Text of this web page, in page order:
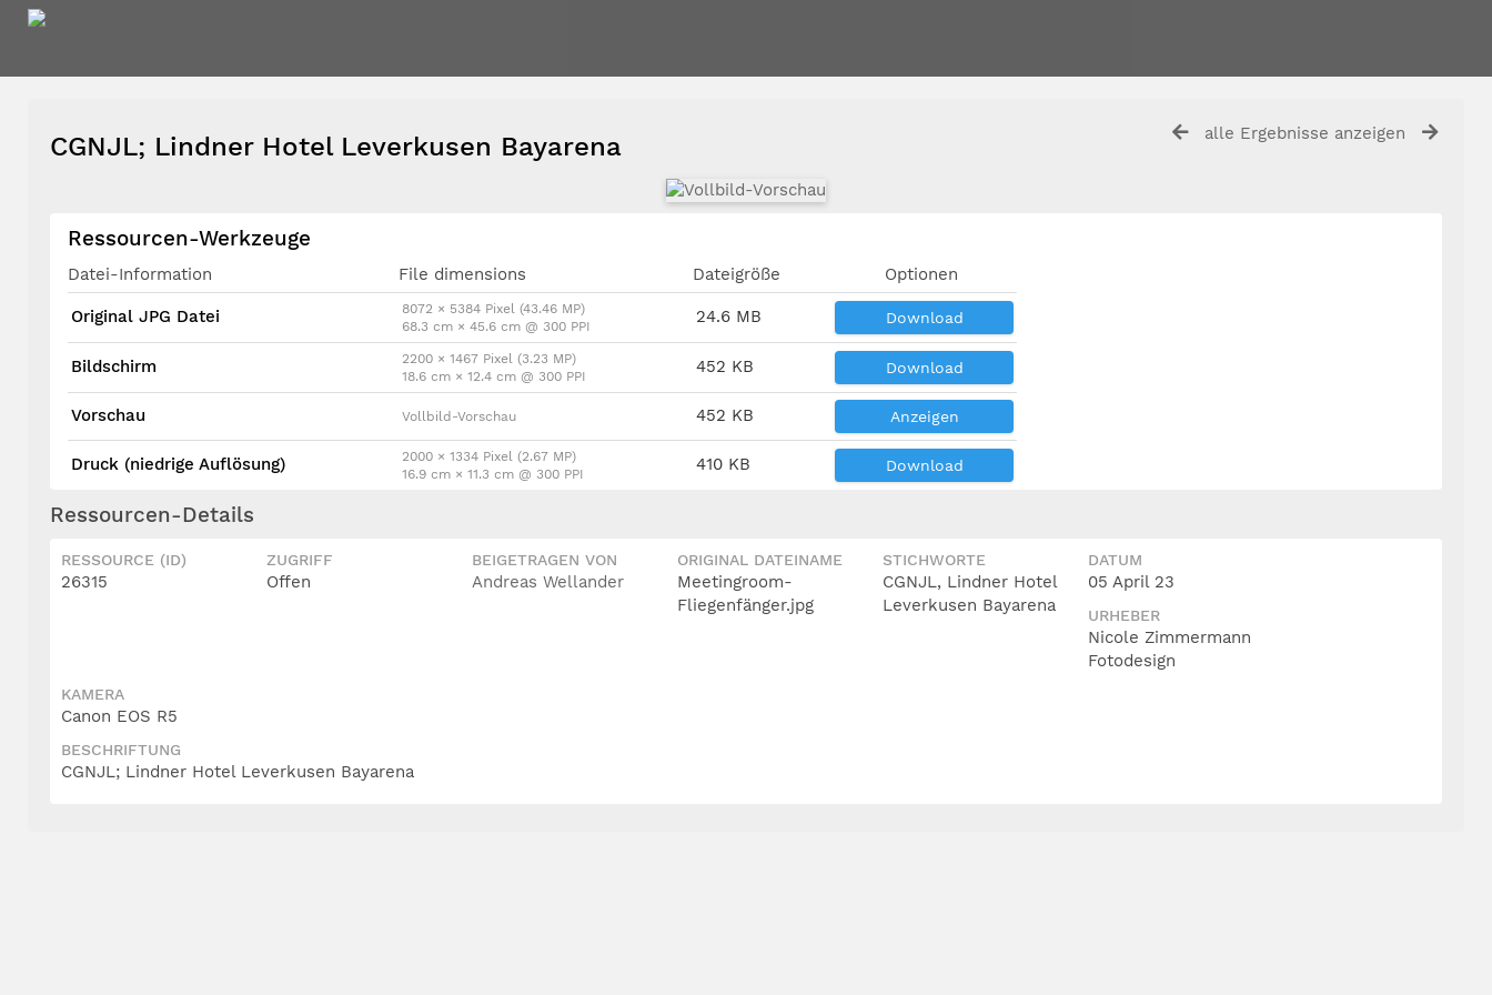
alle Ergebnisse anzeigen
CGNJL; Lindner Hotel Leverkusen Bayarena
Ressourcen-Werkzeuge
Datei-Information File dimensions Dateigröße Optionen
Original JPG Datei
8072 × 5384 Pixel (43.46 MP)
68.3 cm × 45.6 cm @ 300 PPI
24.6 MB Download
Bildschirm
2200 × 1467 Pixel (3.23 MP)
18.6 cm × 12.4 cm @ 300 PPI
452 KB Download
Vorschau Vollbild-Vorschau 452 KB Anzeigen
Druck (niedrige Auflösung)
2000 × 1334 Pixel (2.67 MP)
16.9 cm × 11.3 cm @ 300 PPI
410 KB Download
Ressourcen-Details
RESSOURCE (ID)
26315
ZUGRIFF
Offen
BEIGETRAGEN VON
Andreas Wellander
ORIGINAL DATEINAME
Meetingroom-
Fliegenfänger.jpg
STICHWORTE
CGNJL, Lindner Hotel
Leverkusen Bayarena
DATUM
05 April 23
URHEBER
Nicole Zimmermann
Fotodesign
KAMERA
Canon EOS R5
BESCHRIFTUNG
CGNJL; Lindner Hotel Leverkusen Bayarena